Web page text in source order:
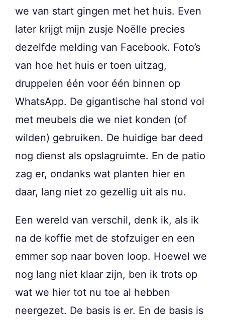
we van start gingen met het huis. Even
later krijgt mijn zusje Noëlle precies
dezelfde melding van Facebook. Foto’s
van hoe het huis er toen uitzag,
druppelen één voor één binnen op
WhatsApp. De gigantische hal stond vol
met meubels die we niet konden (of
wilden) gebruiken. De huidige bar deed
nog dienst als opslagruimte. En de patio
zag er, ondanks wat planten hier en
daar, lang niet zo gezellig uit als nu.
Een wereld van verschil, denk ik, als ik
na de koffie met de stofzuiger en een
emmer sop naar boven loop. Hoewel we
nog lang niet klaar zijn, ben ik trots op
wat we hier tot nu toe al hebben
neergezet. De basis is er. En de basis is